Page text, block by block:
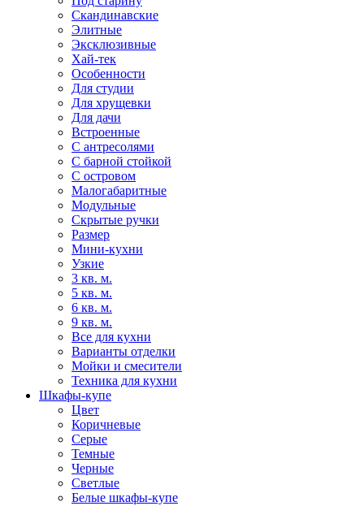
Скандинавские
Элитные
Эксклюзивные
Хай-тек
Особенности
Для студии
Для хрущевки
Для дачи
Встроенные
С антресолями
С барной стойкой
С островом
Малогабаритные
Модульные
Скрытые ручки
Размер
Мини-кухни
Узкие
3 кв. м.
5 кв. м.
6 кв. м.
9 кв. м.
Все для кухни
Варианты отделки
Мойки и смесители
Техника для кухни
Шкафы-купе
Цвет
Коричневые
Серые
Темные
Черные
Светлые
Белые шкафы-купе